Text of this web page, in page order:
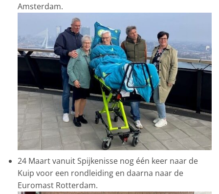
Amsterdam.
24 Maart vanuit Spijkenisse nog één keer naar de
Kuip voor een rondleiding en daarna naar de
Euromast Rotterdam.